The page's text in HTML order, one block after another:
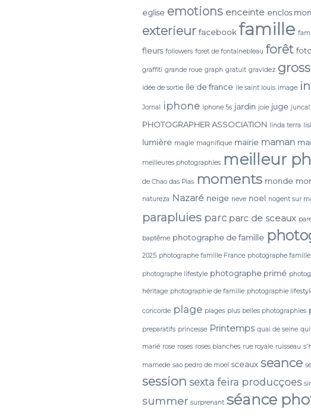
eglise emotions enceinte enclos
exterieur facebook famille
fleurs followers foret de fontainebleau forêt
graffiti grande roue graph gratuit gravidez
idée de sortie ile de france ile saint louis image
Jornal iphone iphone 5s jardin joie juge juncal
PHOTOGRAPHER ASSOCIATION linda terra
lumière magie magnifique mairie maman
meilleures photographies meilleur
de Chao das Pias moments monde
natureza Nazaré neige neve noel nogent sur
parapluies parc parc de sceaux
baptême photographe de famille
2025 photographe famille France photographe
photographe lifestyle photographe primé
héritage photographie de famille photographie
concorde plage plages plus belles photographies
preparatifs princesse Printemps quai de seine
marié rose roses roses blanches rue royale ruisseau
mamede sao pedro de moel sceaux seance
session sexta feira producçoes
summer surprenant séance